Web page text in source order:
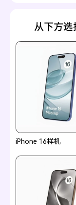
从下方
iPhone 16样机